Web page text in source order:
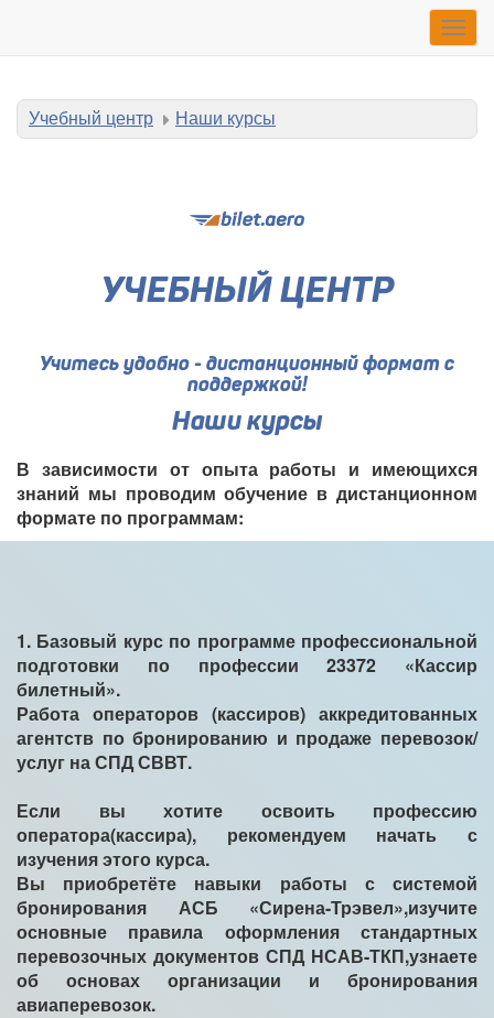
Учебный центр Наши курсы
УЧЕБНЫЙ ЦЕНТР
Учитесь удобно - дистанционный формат с
поддержкой!
Наши курсы
В зависимости от опыта работы и имеющихся
знаний мы проводим обучение в дистанционном
формате по программам:
1. Базовый курс по программе профессиональной
подготовки по профессии 23372 «Кассир
билетный».
Работа операторов (кассиров) аккредитованных
агентств по бронированию и продаже перевозок/
услуг на СПД СВВТ.
Если вы хотите освоить профессию
оператора(кассира), рекомендуем начать с
изучения этого курса.
Вы приобретёте навыки работы с системой
бронирования АСБ «Сирена-Трэвел»,изучите
основные правила оформления стандартных
перевозочных документов СПД НСАВ-ТКП,узнаете
об основах организации и бронирования
авиаперевозок.